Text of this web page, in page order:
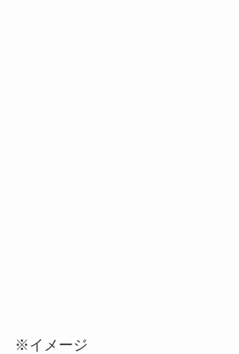
※イメージ